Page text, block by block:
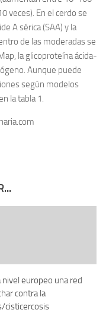
veces). En el cerdo se
A sérica (SAA) y la
de las moderadas se
la glicoproteína ácida-
Aunque puede
según modelos
la tabla 1.
nivel europeo una red
contra la
cisticercosis